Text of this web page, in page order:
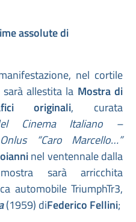
assolute di
nel cortile
sarà allestita la Mostra di
originali, curata
Cinema Italiano –
“Caro Marcello…”
nel ventennale dalla
sarà arricchita
automobile TriumphTr3,
(1959) diFederico Fellini;